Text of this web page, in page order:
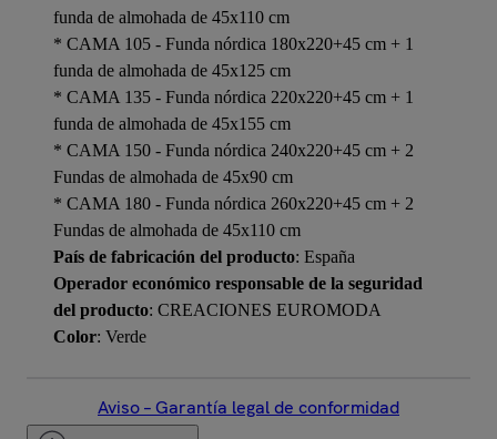
funda de almohada de 45x110 cm
* CAMA 105 - Funda nórdica 180x220+45 cm + 1
funda de almohada de 45x125 cm
* CAMA 135 - Funda nórdica 220x220+45 cm + 1
funda de almohada de 45x155 cm
* CAMA 150 - Funda nórdica 240x220+45 cm + 2
Fundas de almohada de 45x90 cm
* CAMA 180 - Funda nórdica 260x220+45 cm + 2
Fundas de almohada de 45x110 cm
País de fabricación del producto: España
Operador económico responsable de la seguridad
del producto: CREACIONES EUROMODA
Color: Verde
Aviso – Garantía legal de conformidad